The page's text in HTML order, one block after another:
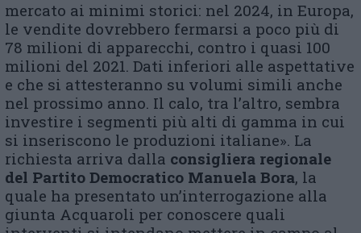
mercato ai minimi storici: nel 2024, in Europa,
le vendite dovrebbero fermarsi a poco più di
78 milioni di apparecchi, contro i quasi 100
milioni del 2021. Dati inferiori alle aspettative
e che si attesteranno su volumi simili anche
nel prossimo anno. Il calo, tra l’altro, sembra
investire i segmenti più alti di gamma in cui
si inseriscono le produzioni italiane». La
richiesta arriva dalla consigliera regionale
del Partito Democratico Manuela Bora, la
quale ha presentato un’interrogazione alla
giunta Acquaroli per conoscere quali